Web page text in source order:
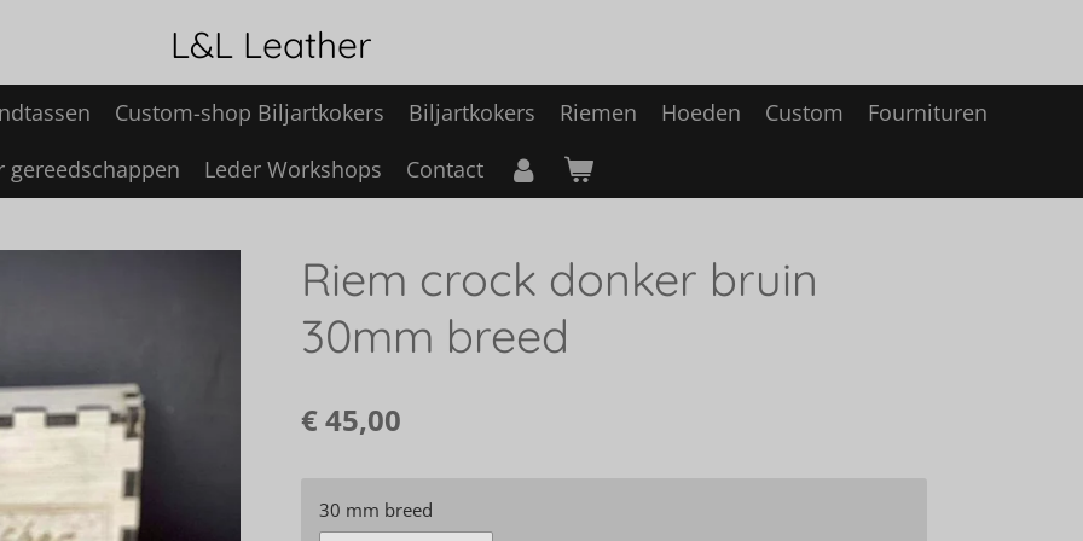
L&L Leather
Custom-shop Biljartkokers Biljartkokers Riemen Hoeden Custom
Fournituren
gereedschappen
Leder Workshops Contact
Riem crock donker bruin
30mm breed
€ 45,00
30 mm breed